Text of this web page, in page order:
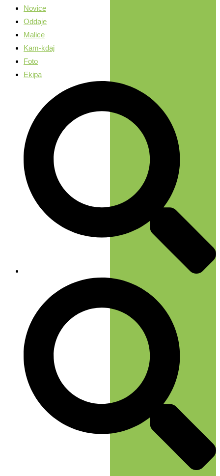
Novice
Oddaje
Malice
Kam-kdaj
Foto
Ekipa